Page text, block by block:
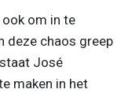
om in te
deze chaos greep
José
maken in het